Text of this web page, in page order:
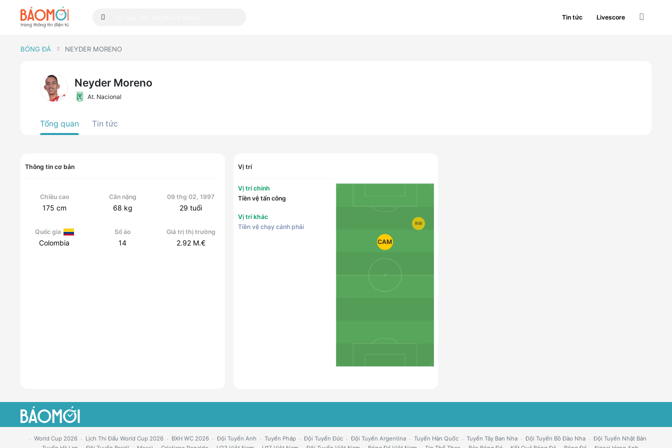
Tin tức Livescore
BÓNG ĐÁ NEYDER MORENO
Neyder Moreno
At. Nacional
Tổng quan Tin tức
Thông tin cơ bản
Chiều cao
175 cm
Cân nặng
68 kg
09 thg 02, 1997
29 tuổi
Quốc gia
Colombia
Số áo
14
Giá trị thị trường
2.92 M.€
Vị trí
Vị trí chính
Tiền vệ tấn công
Vị trí khác
Tiền vệ chạy cánh phải
CAM
RW
World Cup 2026 Lịch Thi Đấu World Cup 2026 BXH WC 2026 Đội Tuyển Anh Tuyển Pháp Đội Tuyển Đức Đội Tuyển Argentina Tuyển Hàn Quốc Tuyển Tây Ban Nha Đội Tuyển Bồ Đào Nha
Đội Tuyển Nhật Bản